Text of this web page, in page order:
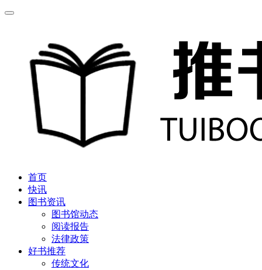
首页
快讯
图书资讯
图书馆动态
阅读报告
法律政策
好书推荐
传统文化